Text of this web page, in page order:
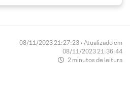
08/11/2023 21:27:23 • Atualizado em
08/11/2023 21:36:44
2 minutos de leitura